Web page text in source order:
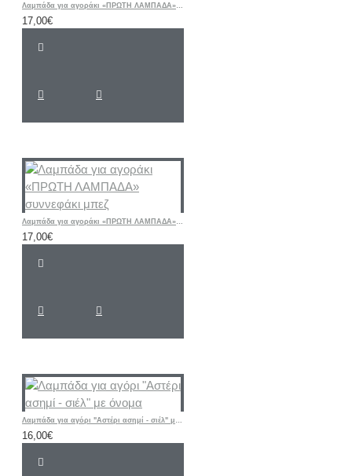
Λαμπάδα για αγοράκι «ΠΡΩΤΗ ΛΑΜΠΑΔΑ» συννεφάκι γκρι
17,00€
Λαμπάδα για αγοράκι «ΠΡΩΤΗ ΛΑΜΠΑΔΑ» συννεφάκι μπεζ
17,00€
Λαμπάδα για αγόρι "Αστέρι ασημί - σιέλ" με όνομα
16,00€